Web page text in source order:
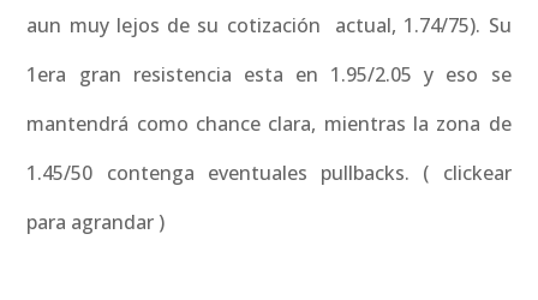
aun muy lejos de su cotización actual, 1.74/75). Su
1era gran resistencia esta en 1.95/2.05 y eso se
mantendrá como chance clara, mientras la zona de
1.45/50 contenga eventuales pullbacks. ( clickear
para agrandar )